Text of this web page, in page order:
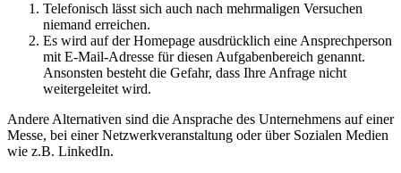
Telefonisch lässt sich auch nach mehrmaligen Versuchen
niemand erreichen.
Es wird auf der Homepage ausdrücklich eine Ansprechperson
mit E-Mail-Adresse für diesen Aufgabenbereich genannt.
Ansonsten besteht die Gefahr, dass Ihre Anfrage nicht
weitergeleitet wird.
Andere Alternativen sind die Ansprache des Unternehmens auf einer
Messe, bei einer Netzwerkveranstaltung oder über Sozialen Medien
wie z.B. LinkedIn.